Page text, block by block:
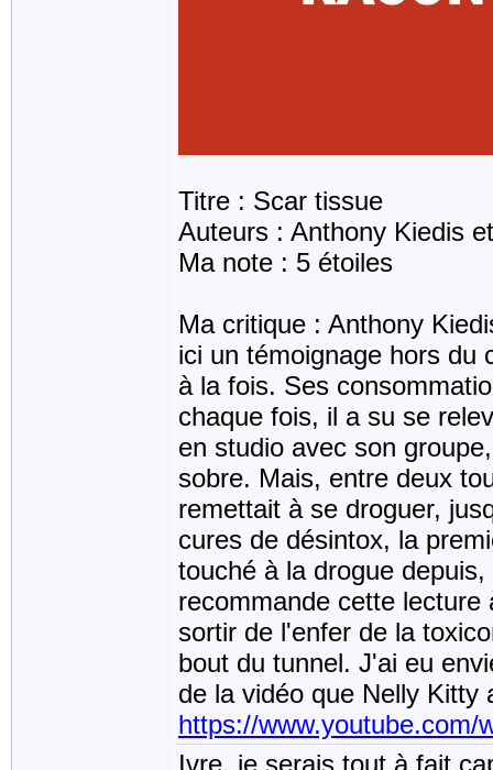
Titre : Scar tissue
Auteurs : Anthony Kiedis
Ma note : 5 étoiles
Ma critique : Anthony
ici un témoignage hors du
à la fois. Ses
chaque fois, il a su se
en studio avec son
sobre. Mais, entre deux
remettait à se droguer,
cures de désintox, la
touché à la drogue
recommande cette
sortir de l'enfer de la
bout du tunnel. J'ai eu
de la vidéo que Nelly Kitty
https://www.youtube.com/
Ivre, je serais tout à fait